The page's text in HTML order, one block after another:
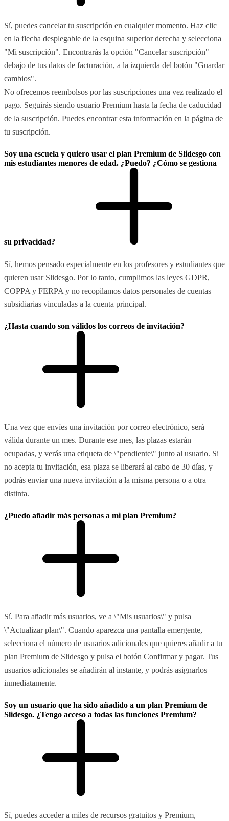
Sí, puedes cancelar tu suscripción en cualquier momento. Haz clic
en la flecha desplegable de la esquina superior derecha y selecciona
"Mi suscripción". Encontrarás la opción "Cancelar suscripción"
debajo de tus datos de facturación, a la izquierda del botón "Guardar
cambios".
No ofrecemos reembolsos por las suscripciones una vez realizado el
pago. Seguirás siendo usuario Premium hasta la fecha de caducidad
de la suscripción. Puedes encontrar esta información en la página de
tu suscripción.
Soy una escuela y quiero usar el plan Premium de Slidesgo con
mis estudiantes menores de edad. ¿Puedo? ¿Cómo se gestiona
su privacidad?
Sí, hemos pensado especialmente en los profesores y estudiantes que
quieren usar Slidesgo. Por lo tanto, cumplimos las leyes GDPR,
COPPA y FERPA y no recopilamos datos personales de cuentas
subsidiarias vinculadas a la cuenta principal.
¿Hasta cuando son válidos los correos de invitación?
Una vez que envíes una invitación por correo electrónico, será
válida durante un mes. Durante ese mes, las plazas estarán
ocupadas, y verás una etiqueta de \"pendiente\" junto al usuario. Si
no acepta tu invitación, esa plaza se liberará al cabo de 30 días, y
podrás enviar una nueva invitación a la misma persona o a otra
distinta.
¿Puedo añadir más personas a mi plan Premium?
Sí. Para añadir más usuarios, ve a \"Mis usuarios\" y pulsa
\"Actualizar plan\". Cuando aparezca una pantalla emergente,
selecciona el número de usuarios adicionales que quieres añadir a tu
plan Premium de Slidesgo y pulsa el botón Confirmar y pagar. Tus
usuarios adicionales se añadirán al instante, y podrás asignarlos
inmediatamente.
Soy un usuario que ha sido añadido a un plan Premium de
Slidesgo. ¿Tengo acceso a todas las funciones Premium?
Sí, puedes acceder a miles de recursos gratuitos y Premium,